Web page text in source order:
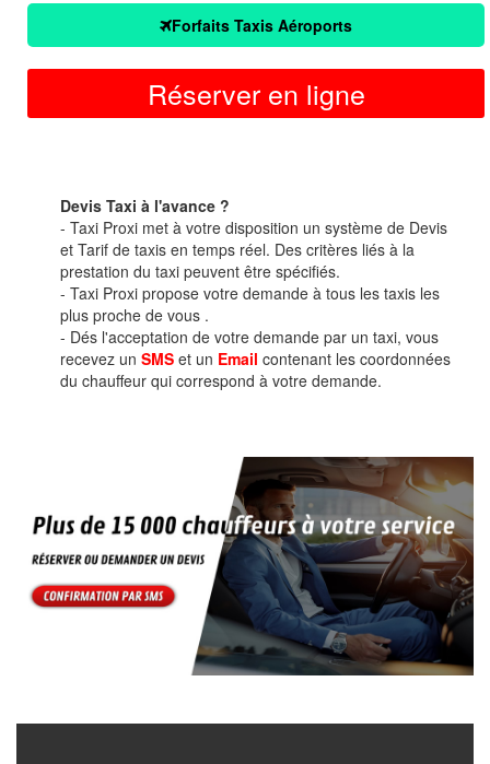
Forfaits Taxis Aéroports
Réserver en ligne
Devis Taxi à l'avance ?
- Taxi Proxi met à votre disposition un système de Devis
et Tarif de taxis en temps réel. Des critères liés à la
prestation du taxi peuvent être spécifiés.
- Taxi Proxi propose votre demande à tous les taxis les
plus proche de vous .
- Dés l'acceptation de votre demande par un taxi, vous
recevez un SMS et un Email contenant les coordonnées
du chauffeur qui correspond à votre demande.